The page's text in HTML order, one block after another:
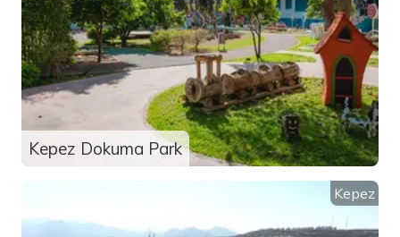
Kepez Dokuma Park
Kepez